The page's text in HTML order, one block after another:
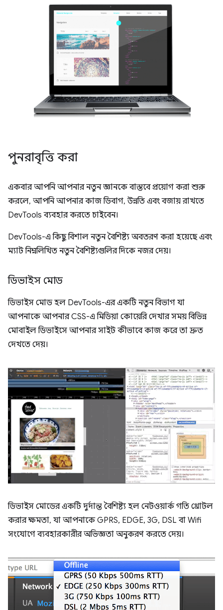
পুনরাবৃত্তি করা
একবার আপনি আপনার নতুন জ্ঞানকে বাস্তবে প্রয়োগ করা শুরু
করলে, আপনি আপনার কাজ ডিবাগ, উন্নতি এবং বজায় রাখতে
DevTools ব্যবহার করতে চাইবেন।
DevTools-এ কিছু বিশাল নতুন বৈশিষ্ট্য অবতরণ করা হয়েছে এবং
ম্যাট নিম্নলিখিত নতুন বৈশিষ্ট্যগুলির দিকে নজর দেয়।
ডিভাইস মোড
ডিভাইস মোড হল DevTools-এর একটি নতুন বিভাগ যা
আপনাকে আপনার CSS-এ মিডিয়া কোয়েরি দেখার সময় বিভিন্ন
মোবাইল ডিভাইসে আপনার সাইট কীভাবে কাজ করে তা দ্রুত
দেখতে দেয়।
ডিভাইস মোডের একটি দুর্দান্ত বৈশিষ্ট্য হল নেটওয়ার্ক গতি থ্রোটল
করার ক্ষমতা, যা আপনাকে GPRS, EDGE, 3G, DSL বা Wifi
সংযোগে ব্যবহারকারীর অভিজ্ঞতা অনুকরণ করতে দেয়।